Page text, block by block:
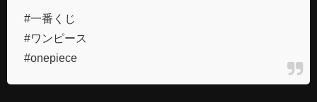
#一番くじ
#ワンピース
#onepiece